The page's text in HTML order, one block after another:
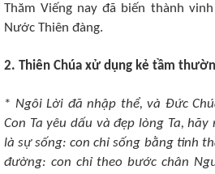
Thăm Viếng nay đã biến thành
Nước Thiên đàng.
2. Thiên Chúa xử dụng kẻ tầm
* Ngôi Lời đã nhập thể, và Ðức
Con Ta yêu dấu và đẹp lòng Ta,
là sự sống: con chỉ sống bằng tinh
đường: con chỉ theo bước chân